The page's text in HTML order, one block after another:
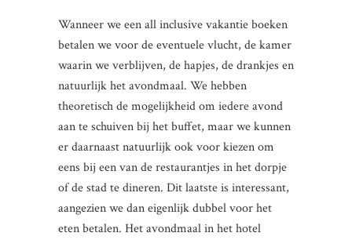
Wanneer we een all inclusive vakantie boeken
betalen we voor de eventuele vlucht, de kamer
waarin we verblijven, de hapjes, de drankjes en
natuurlijk het avondmaal. We hebben
theoretisch de mogelijkheid om iedere avond
aan te schuiven bij het buffet, maar we kunnen
er daarnaast natuurlijk ook voor kiezen om
eens bij een van de restaurantjes in het dorpje
of de stad te dineren. Dit laatste is interessant,
aangezien we dan eigenlijk dubbel voor het
eten betalen. Het avondmaal in het hotel